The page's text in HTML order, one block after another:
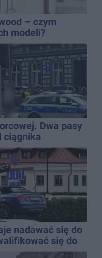
– czym
modeli?
Dwa pasy
ciągnika
nadawać się do
się do